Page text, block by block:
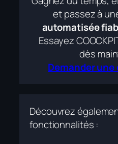
et passez à
automatisée
Essayez
dès
Demander
Découvrez
fonctionnalités :